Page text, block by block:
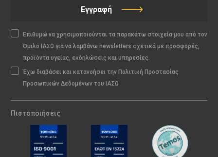
Εγγραφή
Επιθυμώ να χρησιμοποιούνται τα παρακάτω στοιχεία μου από τον
Όμιλο ΙΑΣΩ για να λαμβάνω newsletters σχετικά με προσφορές,
προϊόντα υγείας, εκδηλώσεις και υπηρεσίες.
Έχω διαβάσει και κατανοήσει την Πολιτική Προστασίας
Προσωπικών Δεδομένων του ΙΑΣΩ
Πιστοποιήσεις